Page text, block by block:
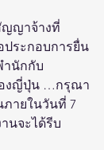
ประกอบการยื่น
ำนักกับ
องญี่ปุ่น …กรุณา
ภายในวันที่ 7
นจะได้รีบ